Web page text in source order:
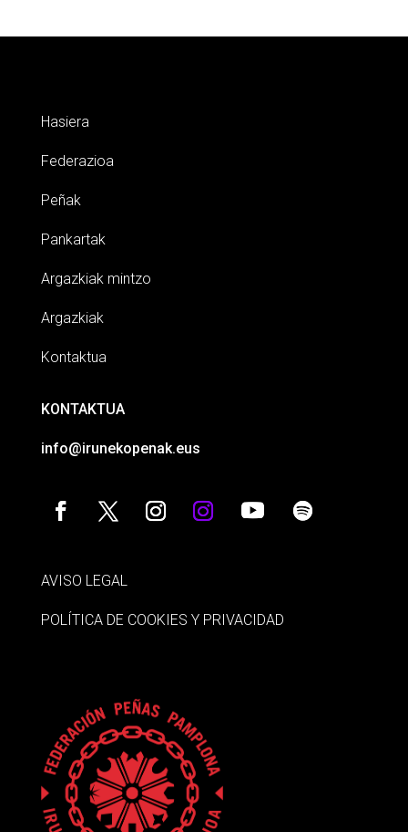
Hasiera
Federazioa
Peñak
Pankartak
Argazkiak mintzo
Argazkiak
Kontaktua
KONTAKTUA
info@irunekopenak.eus
AVISO LEGAL
POLÍTICA DE COOKIES Y PRIVACIDAD